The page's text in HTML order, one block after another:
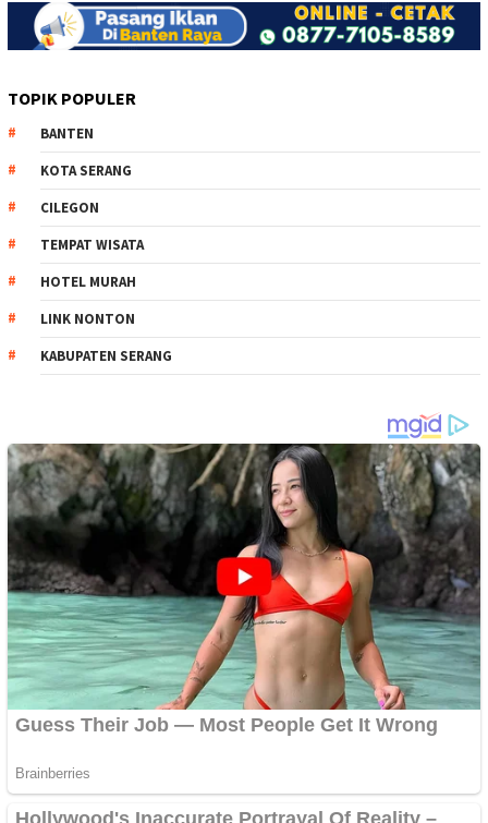
TOPIK POPULER
BANTEN
KOTA SERANG
CILEGON
TEMPAT WISATA
HOTEL MURAH
LINK NONTON
KABUPATEN SERANG